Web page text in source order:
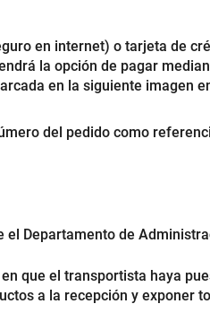
en internet) o tarjeta de
la opción de pagar
en la siguiente imagen
del pedido como
el Departamento de
que el transportista haya
a la recepción y exponer